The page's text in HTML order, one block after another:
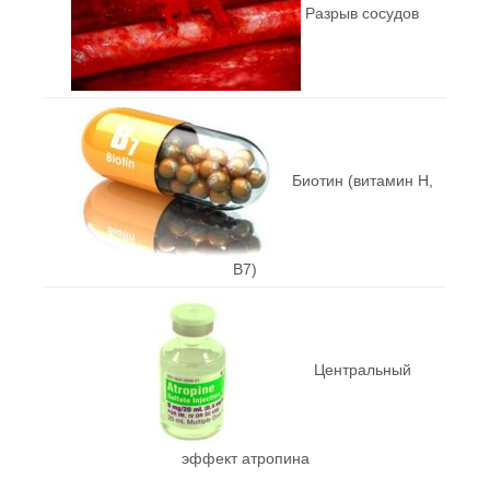
Разрыв сосудов
Биотин (витамин Н,
В7)
Центральный
эффект атропина